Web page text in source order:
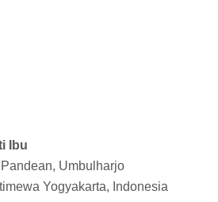
Ibu
Umbulharjo
Yogyakarta, Indonesia